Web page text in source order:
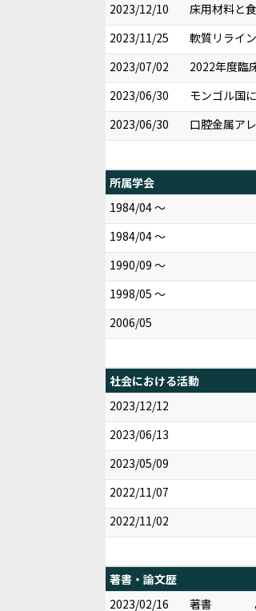
2023/12/10
床用材料と
2023/11/25
軟質リライ
2023/07/02
2022年度臨
2023/06/30
モンゴル国
2023/06/30
口腔金属ア
所属学会
1984/04 ～
1984/04 ～
1990/09 ～
1998/05 ～
2006/05
社会における活動
2023/12/12
2023/06/13
2023/05/09
2022/11/07
2022/11/02
著書・論文歴
2023/02/16
著書